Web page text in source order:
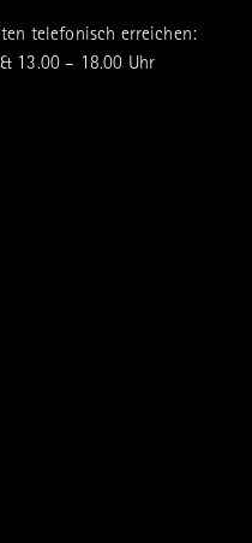
telefonisch erreichen:
13.00 – 18.00 Uhr